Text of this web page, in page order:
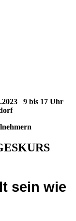
9 bis 17 Uhr
sein wie